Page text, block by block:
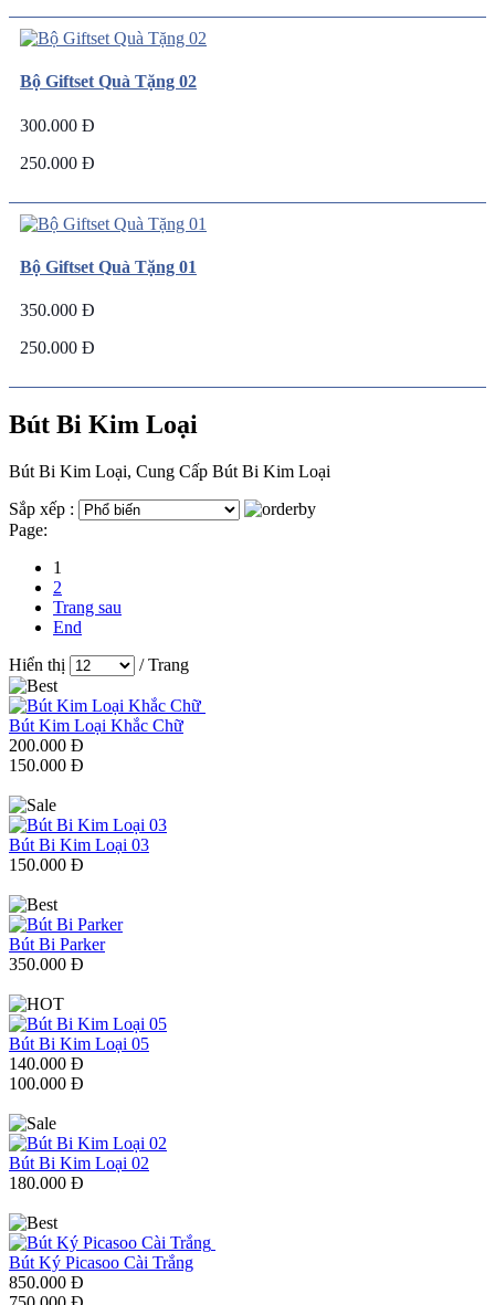
Bộ Giftset Quà Tặng 02
300.000 Đ
250.000 Đ
Bộ Giftset Quà Tặng 01
350.000 Đ
250.000 Đ
Bút Bi Kim Loại
Bút Bi Kim Loại, Cung Cấp Bút Bi Kim Loại
Sắp xếp :
Page:
1
2
Trang sau
End
Hiển thị
/ Trang
Bút Kim Loại Khắc Chữ
200.000 Đ
150.000 Đ
Bút Bi Kim Loại 03
150.000 Đ
Bút Bi Parker
350.000 Đ
Bút Bi Kim Loại 05
140.000 Đ
100.000 Đ
Bút Bi Kim Loại 02
180.000 Đ
Bút Ký Picasoo Cài Trắng
850.000 Đ